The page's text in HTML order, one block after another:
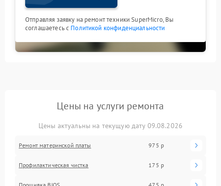
Отправляя заявку на ремонт техники SuperMicro, Вы
соглашаетесь с Политикой конфиденциальности
Цены на услуги ремонта
Цены актуальны на текущую дату 09.08.2026
Ремонт материнской платы 975 р
Профилактическая чистка 175 р